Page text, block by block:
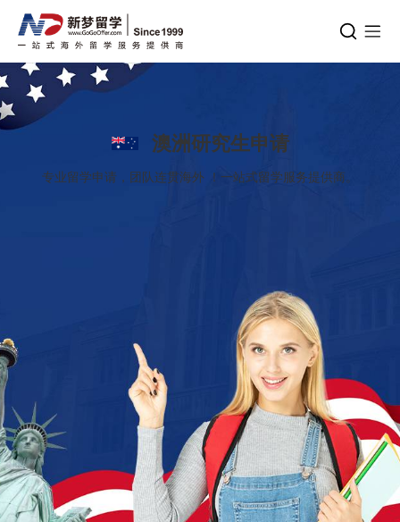
澳洲研究生申请
专业留学申请，团队连贯海外 ！一站式留学服务提供商。